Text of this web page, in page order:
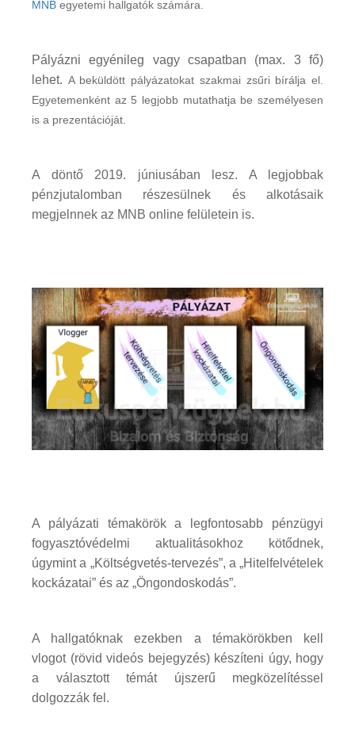
MNB egyetemi hallgatók számára.
Pályázni egyénileg vagy csapatban (max. 3 fő)
lehet. A beküldött pályázatokat szakmai zsűri bírálja el.
Egyetemenként az 5 legjobb mutathatja be személyesen
is a prezentációját.
A döntő 2019. júniusában lesz. A legjobbak
pénzjutalomban részesülnek és alkotásaik
megjelnnek az MNB online felületein is.
A pályázati témakörök a legfontosabb pénzügyi
fogyasztóvédelmi aktualitásokhoz kötődnek,
úgymint a „Költségvetés-tervezés”, a „Hitelfelvételek
kockázatai” és az „Öngondoskodás”.
A hallgatóknak ezekben a témakörökben kell
vlogot (rövid videós bejegyzés) készíteni úgy, hogy
a választott témát újszerű megközelítéssel
dolgozzák fel.